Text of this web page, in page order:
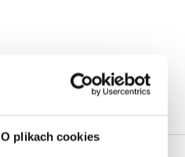
O plikach cookies